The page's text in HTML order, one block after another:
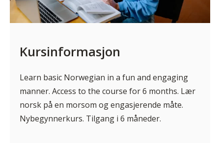
Kursinformasjon
Learn basic Norwegian in a fun and engaging
manner. Access to the course for 6 months. Lær
norsk på en morsom og engasjerende måte.
Nybegynnerkurs. Tilgang i 6 måneder.